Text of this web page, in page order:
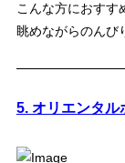
こんな方におすす
眺めながらのんび
5. オリエンタル